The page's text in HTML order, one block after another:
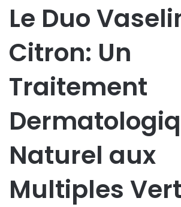
Le Duo
Citron: Un
Traitement
Naturel aux
Multiples